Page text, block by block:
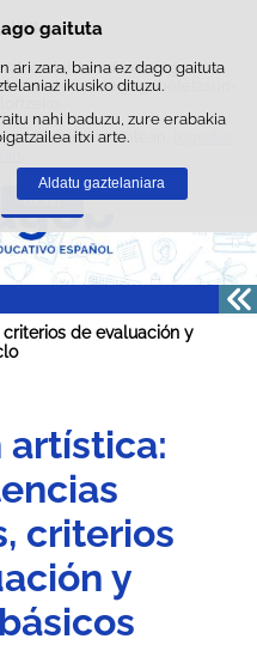
erabiltzen ditu nabigazioa
erabilera- eta gogobetetasun-
"Cookie-ak" atalean,
Ukatu
gaituta
ari zara, baina ez dago gaituta
ikusiko dituzu.
nahi baduzu, zure erabakia
itxi arte.
Aldatu gaztelaniara
salto egin
de evaluación y
artística:
criterios
y